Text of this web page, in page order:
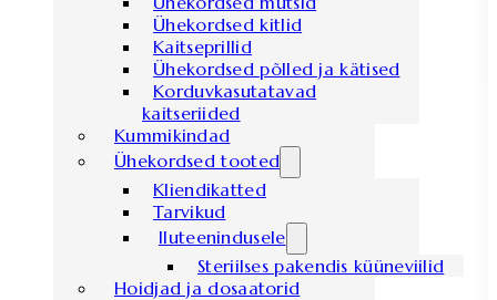
Ühekordsed kitlid
Kaitseprillid
Ühekordsed põlled ja kätised
Korduvkasutatavad
kaitseriided
Kummikindad
Ühekordsed tooted
Kliendikatted
Tarvikud
Iluteenindusele
Steriilses pakendis küüneviilid
Hoidjad ja dosaatorid